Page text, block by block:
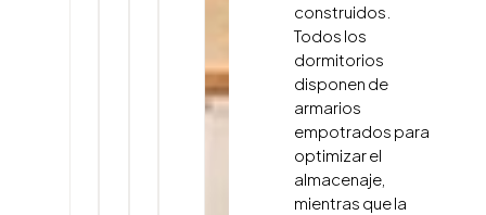
construidos.
Todos los
dormitorios
disponen de
armarios
empotrados para
optimizar el
almacenaje,
mientras que la